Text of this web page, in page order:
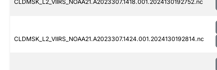
CLDMSK_L2_VIIRS_NOAA21.A2023307.1418.001.2024130192752.nc
CLDMSK_L2_VIIRS_NOAA21.A2023307.1424.001.2024130192814.nc